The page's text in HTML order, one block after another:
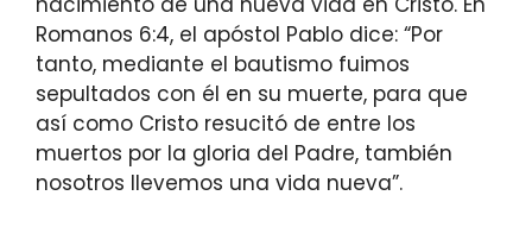
Romanos 6:4, el apóstol Pablo dice: “Por
tanto, mediante el bautismo fuimos
sepultados con él en su muerte, para que
así como Cristo resucitó de entre los
muertos por la gloria del Padre, también
nosotros llevemos una vida nueva”.